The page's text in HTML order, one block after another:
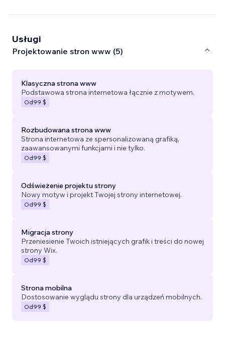
Usługi
Projektowanie stron www (5)
Klasyczna strona www
Podstawowa strona internetowa łącznie z motywem.
Od99 $
Rozbudowana strona www
Strona internetowa ze spersonalizowaną grafiką,
zaawansowanymi funkcjami i nie tylko.
Od99 $
Odświeżenie projektu strony
Nowy motyw i projekt Twojej strony internetowej.
Od99 $
Migracja strony
Przeniesienie Twoich istniejących grafik i treści do nowej
strony Wix.
Od99 $
Strona mobilna
Dostosowanie wyglądu strony dla urządzeń mobilnych.
Od99 $